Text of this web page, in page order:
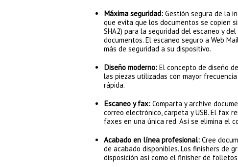
Máxima seguridad: Gestión segura de la
que evita que los documentos se copien
SHA2) para la seguridad del escaneo y
documentos. El escaneo seguro a Web
más de seguridad a su dispositivo.
Diseño moderno: El concepto de diseño
las piezas utilizadas con mayor
rápida.
Escaneo y fax: Comparta y archive
correo electrónico, carpeta y USB. El fax
faxes en una única red. Así se elimina el
Acabado en línea profesional: Cree
de acabado disponibles. Los finishers de
disposición así como el finisher de